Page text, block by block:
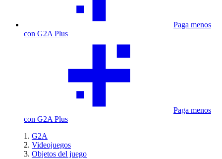
Paga menos
con G2A Plus
Paga menos
con G2A Plus
G2A
Videojuegos
Objetos del juego